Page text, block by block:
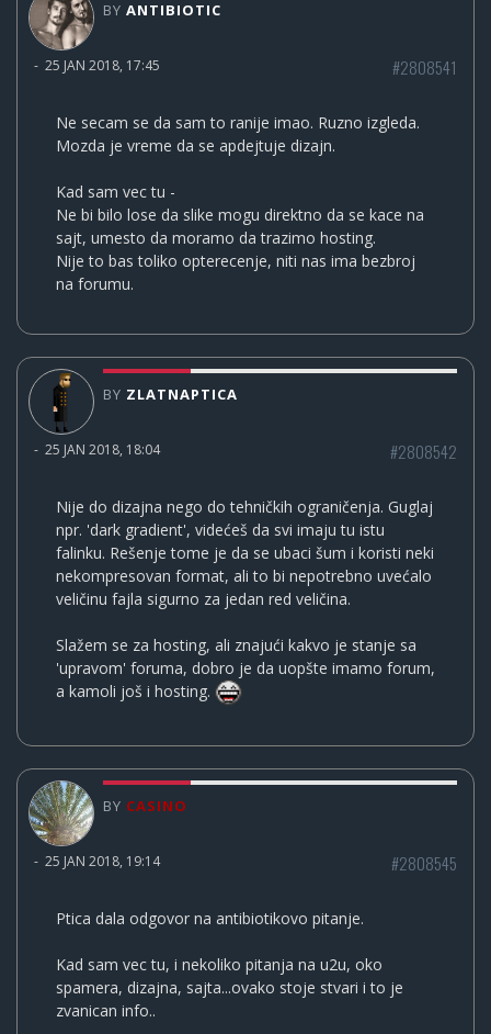
BY ANTIBIOTIC
- 25 JAN 2018, 17:45 #2808541
Ne secam se da sam to ranije imao. Ruzno izgleda.
Mozda je vreme da se apdejtuje dizajn.
Kad sam vec tu -
Ne bi bilo lose da slike mogu direktno da se kace na
sajt, umesto da moramo da trazimo hosting.
Nije to bas toliko opterecenje, niti nas ima bezbroj
na forumu.
BY ZLATNAPTICA
- 25 JAN 2018, 18:04 #2808542
Nije do dizajna nego do tehničkih ograničenja. Guglaj
npr. 'dark gradient', videćeš da svi imaju tu istu
falinku. Rešenje tome je da se ubaci šum i koristi neki
nekompresovan format, ali to bi nepotrebno uvećalo
veličinu fajla sigurno za jedan red veličina.
Slažem se za hosting, ali znajući kakvo je stanje sa
'upravom' foruma, dobro je da uopšte imamo forum,
a kamoli još i hosting.
BY CASINO
- 25 JAN 2018, 19:14 #2808545
Ptica dala odgovor na antibiotikovo pitanje.
Kad sam vec tu, i nekoliko pitanja na u2u, oko
spamera, dizajna, sajta...ovako stoje stvari i to je
zvanican info..